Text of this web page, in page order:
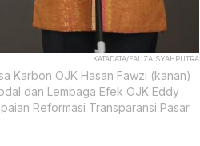
KATADATA/FAUZA SYAHPUTRA
Karbon OJK Hasan Fawzi (kanan)
dan Lembaga Efek OJK Eddy
Reformasi Transparansi Pasar